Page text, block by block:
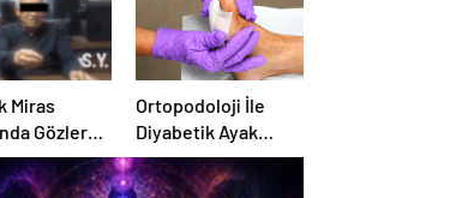
Miras
Gözler
Ayındaki
Ortopodoloji İle
Diyabetik Ayak
Yarası Tedavisi